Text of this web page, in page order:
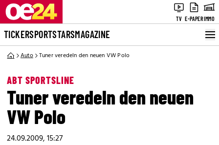
TV E-PAPERIMMO
TICKERSPORTSTARSMAGAZINE
Auto Tuner veredeln den neuen VW Polo
ABT SPORTSLINE
Tuner veredeln den neuen
VW Polo
24.09.2009, 15:27